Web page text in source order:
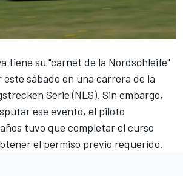
tiene su "carnet de la Nordschleife"
sábado en una carrera de la
Serie (NLS). Sin embargo,
ese evento, el piloto
tuvo que completar el curso
el permiso previo requerido.